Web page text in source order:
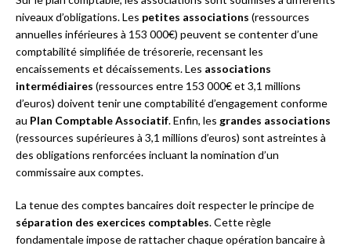
niveaux d’obligations. Les petites associations (ressources
annuelles inférieures à 153 000€) peuvent se contenter d’une
comptabilité simplifiée de trésorerie, recensant les
encaissements et décaissements. Les associations
intermédiaires (ressources entre 153 000€ et 3,1 millions
d’euros) doivent tenir une comptabilité d’engagement conforme
au Plan Comptable Associatif. Enfin, les grandes associations
(ressources supérieures à 3,1 millions d’euros) sont astreintes à
des obligations renforcées incluant la nomination d’un
commissaire aux comptes.
La tenue des comptes bancaires doit respecter le principe de
séparation des exercices comptables. Cette règle
fondamentale impose de rattacher chaque opération bancaire à